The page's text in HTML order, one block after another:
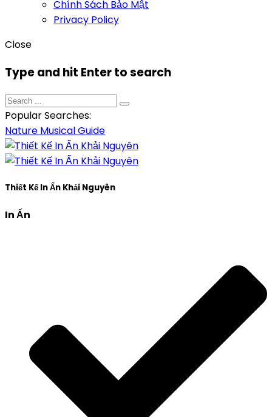
Chính Sách Bảo Mật
Privacy Policy
Close
Type and hit Enter to search
Popular Searches:
Nature MusicalGuide
Thiết Kế In Ấn Khải Nguyên
In Ấn